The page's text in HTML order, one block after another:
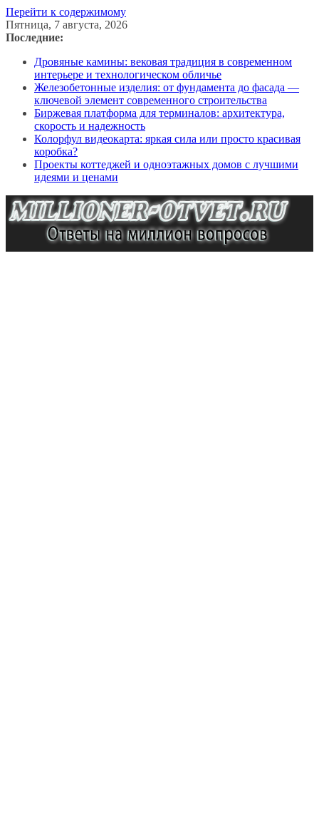
Перейти к содержимому
Пятница, 7 августа, 2026
Последние:
Дровяные камины: вековая традиция в современном
интерьере и технологическом обличье
Железобетонные изделия: от фундамента до фасада —
ключевой элемент современного строительства
Биржевая платформа для терминалов: архитектура,
скорость и надежность
Колорфул видеокарта: яркая сила или просто красивая
коробка?
Проекты коттеджей и одноэтажных домов с лучшими
идеями и ценами